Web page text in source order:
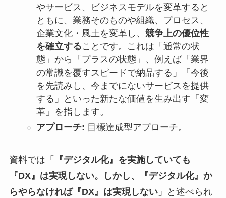
やサービス、ビジネスモデルを変革すると
ともに、業務そのものや組織、プロセス、
企業文化・風土を変革し、 競争上の優位性
を確立することです。これは「通常の状
態」から「プラスの状態」、例えば「業界
の常識を覆すスピードで納品する」「今後
を先読みし、今までにないサービスを提供
する」といった新たな価値を生み出す「変
革」を指します。
アプローチ: 目標達成型アプローチ。
資料では「
『デジタル化』を実施していても
『DX』は実現しない。しかし、『デジタル化』か
らやらなければ『DX』は実現しない」と述べられ